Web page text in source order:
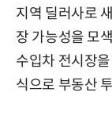
지역 딜러사로
장 가능성을 모
수입차 전시장
식으로 부동산